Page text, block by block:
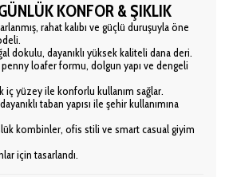
KONFOR & ŞIKLIK
rahat kalıbı ve güçlü duruşuyla öne
dokulu, dayanıklı yüksek kaliteli dana deri.
penny loafer formu, dolgun yapı ve dengeli
iç yüzey ile konforlu kullanım sağlar.
taban yapısı ile şehir kullanımına
kombinler, ofis stili ve smart casual giyim
için tasarlandı.